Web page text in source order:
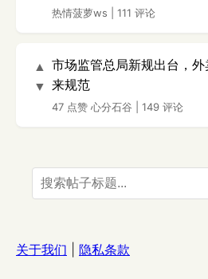
热情菠萝ws 111 评论
▲
▼
市场监管总局新规出台，
来规范
47 点赞 心分石谷 149 评论
关于我们 隐私条款